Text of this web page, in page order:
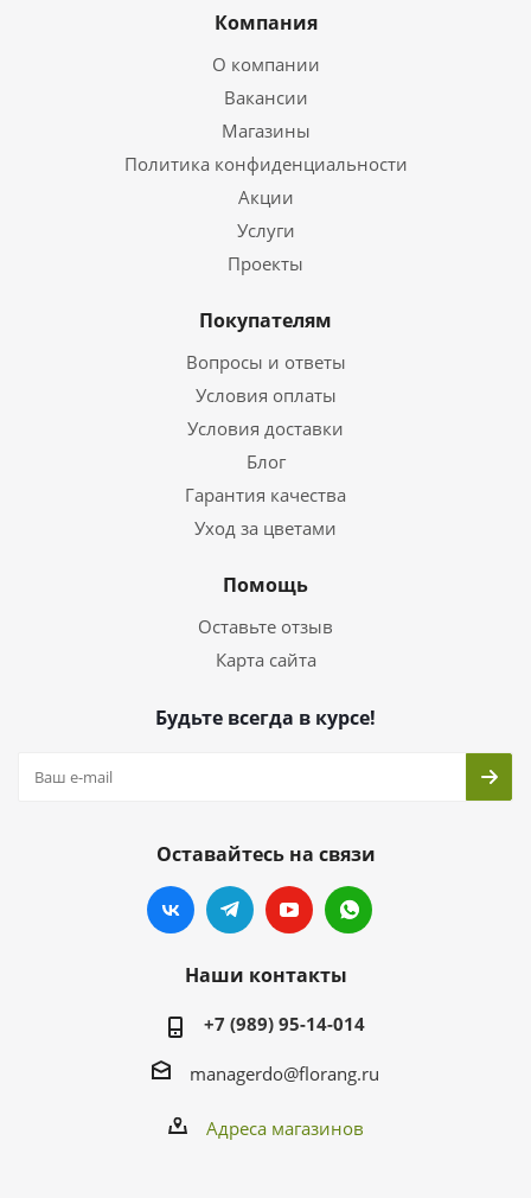
Компания
О компании
Вакансии
Магазины
Политика конфиденциальности
Акции
Услуги
Проекты
Покупателям
Вопросы и ответы
Условия оплаты
Условия доставки
Блог
Гарантия качества
Уход за цветами
Помощь
Оставьте отзыв
Карта сайта
Будьте всегда в курсе!
Оставайтесь на связи
Наши контакты
+7 (989) 95-14-014
managerdo@florang.ru
Адреса магазинов